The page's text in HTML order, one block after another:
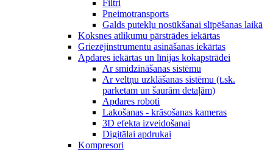
Filtri
Pneimotransports
Galds putekļu nosūkšanai slīpēšanas laikā
Koksnes atlikumu pārstrādes iekārtas
Griezējinstrumentu asināšanas iekārtas
Apdares iekārtas un līnijas kokapstrādei
Ar smidzināšanas sistēmu
Ar veltņu uzklāšanas sistēmu (t.sk.
parketam un šaurām detaļām)
Apdares roboti
Lakošanas - krāsošanas kameras
3D efekta izveidošanai
Digitālai apdrukai
Kompresori